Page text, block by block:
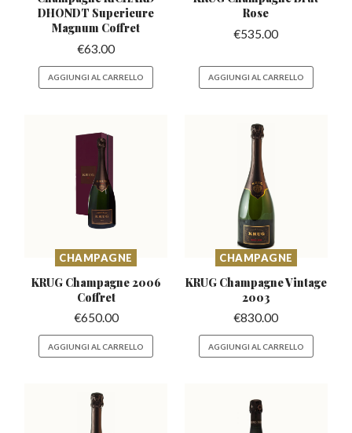
DHONDT Superieure
Magnum Coffret
€63.00
AGGIUNGI AL CARRELLO
Rose
€535.00
AGGIUNGI AL CARRELLO
CHAMPAGNE
KRUG Champagne 2006
Coffret
€650.00
AGGIUNGI AL CARRELLO
CHAMPAGNE
KRUG ChampagneVintage
2003
€830.00
AGGIUNGI AL CARRELLO